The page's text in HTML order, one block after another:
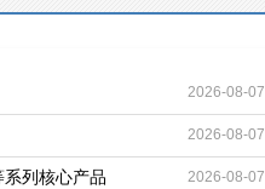
2026-08-07
2026-08-07
列核心产品 2026-08-07